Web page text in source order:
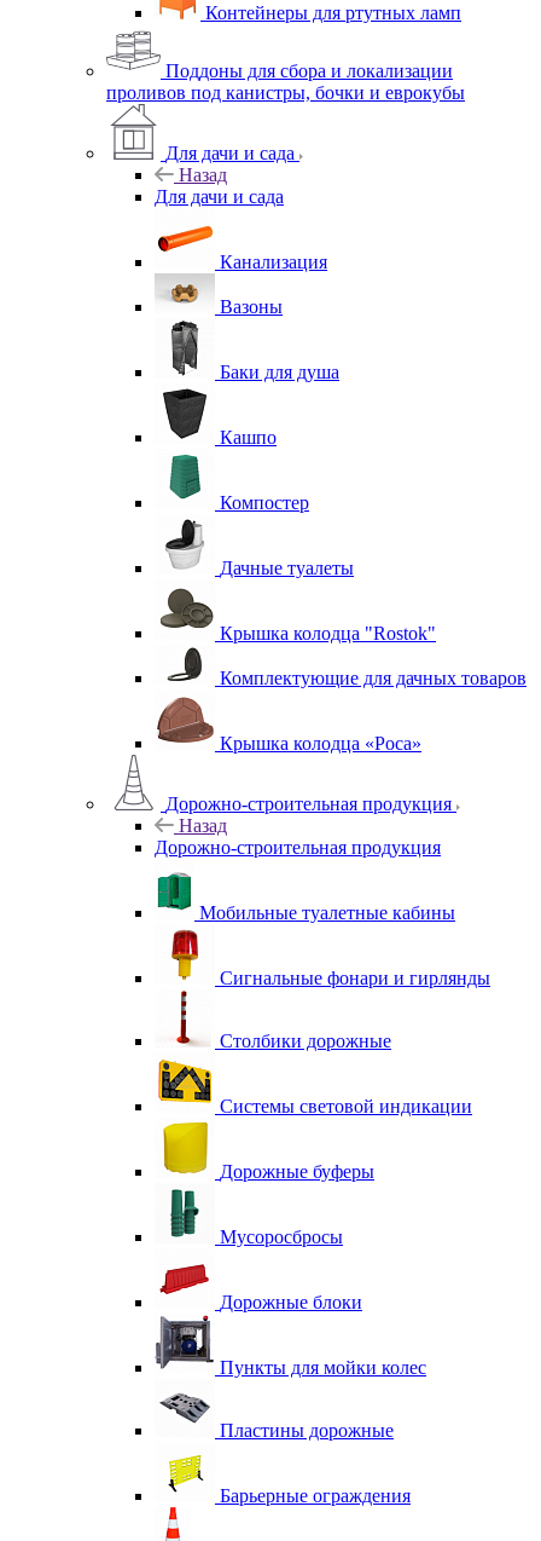
Контейнеры для ртутных ламп
Поддоны для сбора и локализации
проливов под канистры, бочки и еврокубы
Для дачи и сада
Назад
Для дачи и сада
Канализация
Вазоны
Баки для душа
Кашпо
Компостер
Дачные туалеты
Крышка колодца "Rostok"
Комплектующие для дачных товаров
Крышка колодца «Роса»
Дорожно-строительная продукция
Назад
Дорожно-строительная продукция
Мобильные туалетные кабины
Сигнальные фонари и гирлянды
Столбики дорожные
Системы световой индикации
Дорожные буферы
Мусоросбросы
Дорожные блоки
Пункты для мойки колес
Пластины дорожные
Барьерные ограждения